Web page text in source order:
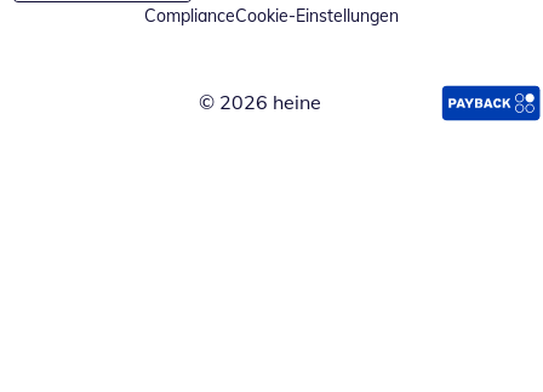
ComplianceCookie-Einstellungen
© 2026 heine